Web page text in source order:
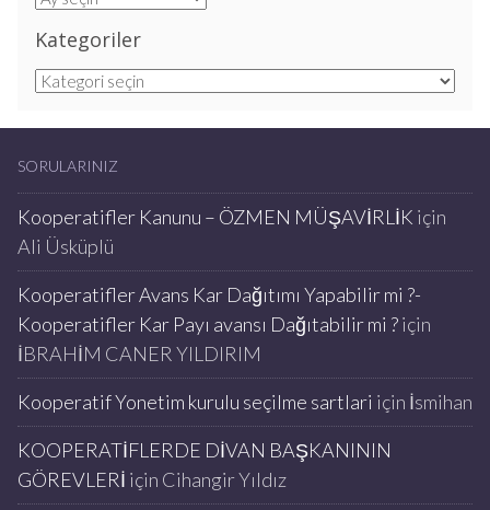
Kategoriler
Kategoriler
SORULARINIZ
Kooperatifler Kanunu – ÖZMEN MÜŞAVİRLİK için
Ali Üsküplü
Kooperatifler Avans Kar Dağıtımı Yapabilir mi ?-
Kooperatifler Kar Payı avansı Dağıtabilir mi ?için
İBRAHİM CANER YILDIRIM
Kooperatif Yonetim kurulu seçilme sartlari için İsmihan
KOOPERATİFLERDE DİVAN BAŞKANININ
GÖREVLERİ için Cihangir Yıldız